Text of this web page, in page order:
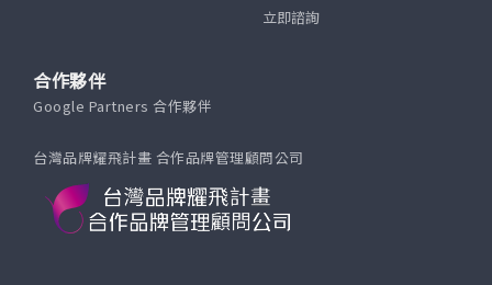
立即諮詢
合作夥伴
Google Partners 合作夥伴
台灣品牌耀飛計畫 合作品牌管理顧問公司